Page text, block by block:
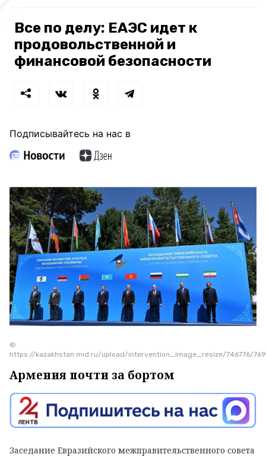
Все по делу: ЕАЭС идет к
продовольственной и
финансовой безопасности
Подписывайтесь на нас в
©
https://kazakhstan.mid.ru/upload/intervention_image_resize/746776/
Армения почти за бортом
Заседание Евразийского межправительственного совета